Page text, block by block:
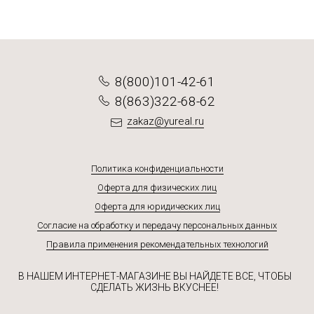
8(800)101-42-61
8(863)322-68-62
zakaz@yureal.ru
Политика конфиденциальности
Оферта для физических лиц
Оферта для юридических лиц
Согласие на обработку и передачу персональных данных
Правила применения рекомендательных технологий
В НАШЕМ ИНТЕРНЕТ-МАГАЗИНЕ ВЫ НАЙДЕТЕ ВСЕ, ЧТОБЫ
СДЕЛАТЬ ЖИЗНЬ ВКУСНЕЕ!